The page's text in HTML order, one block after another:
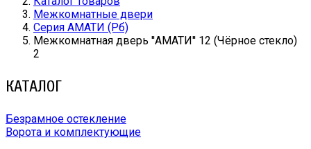
Межкомнатные двери
Серия АМАТИ (Рб)
Межкомнатная дверь ''АМАТИ'' 12 (Чёрное стекло)
2
КАТАЛОГ
Безрамное остекление
Ворота и комплектующие